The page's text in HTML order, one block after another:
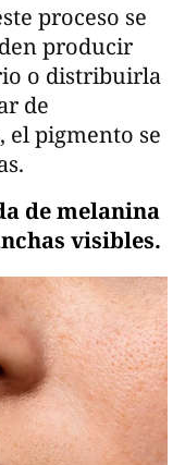
proceso se
producir
o distribuirla
de
el pigmento se
de melanina
visibles.